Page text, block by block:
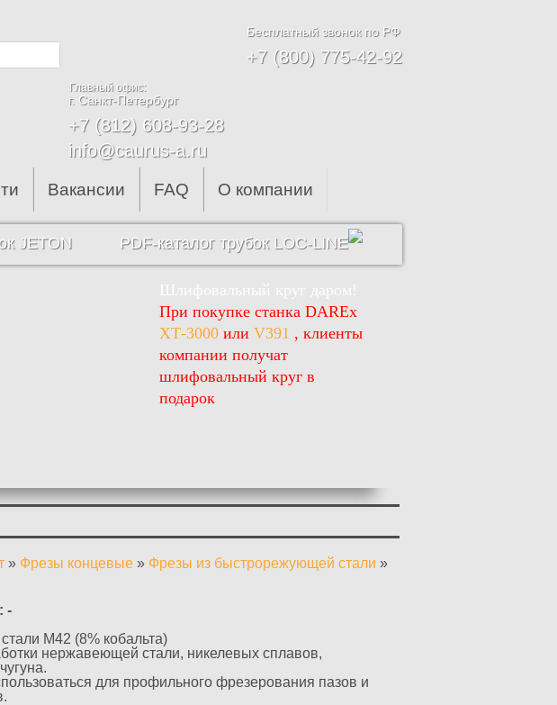
Бесплатный звонок по РФ
+7 (800) 775-42-92
Главный офис:
г. Санкт-Петербург
+7 (812) 608-93-28
info@caurus-a.ru
Вакансии FAQ О компании
JETON
PDF-каталог трубок LOC-LINE
Шлифовальный круг даром!
При покупке станка DAREx
ХТ-3000 или V391 , клиенты
компании получат
шлифовальный круг в
подарок
» Фрезы концевые » Фрезы из быстрорежующей стали »
-
М42 (8% кобальта)
нержавеющей стали, никелевых сплавов,
для профильного фрезерования пазов и